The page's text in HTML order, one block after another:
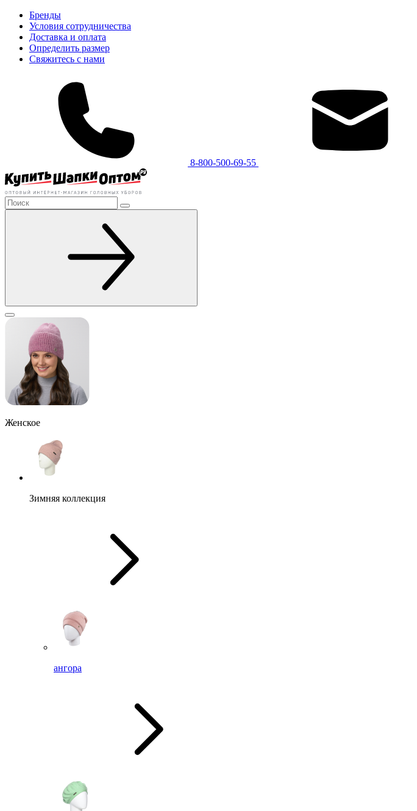
Бренды
Условия сотрудничества
Доставка и оплата
Определить размер
Свяжитесь с нами
8-800-500-69-55
Женское
Зимняя коллекция
ангора